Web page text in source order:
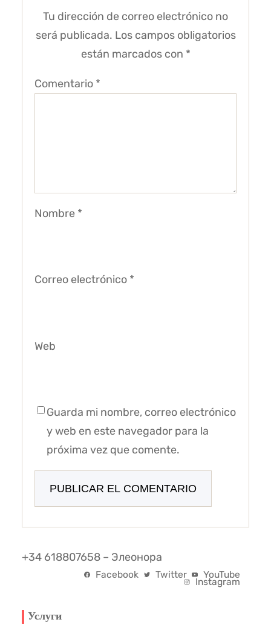
Tu dirección de correo electrónico no
será publicada. Los campos obligatorios
están marcados con *
Comentario *
Nombre *
Correo electrónico *
Web
Guarda mi nombre, correo electrónico
y web en este navegador para la
próxima vez que comente.
+34 618807658 – Элеонора
Facebook Twitter YouTube
Instagram
Услуги